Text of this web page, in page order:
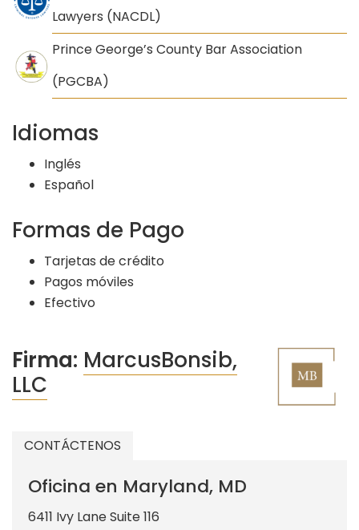
Lawyers (NACDL)
Prince George’s County Bar Association
(PGCBA)
Idiomas
Inglés
Español
Formas de Pago
Tarjetas de crédito
Pagos móviles
Efectivo
Firma: MarcusBonsib,
LLC
CONTÁCTENOS
Oficina en Maryland, MD
6411 Ivy Lane Suite 116